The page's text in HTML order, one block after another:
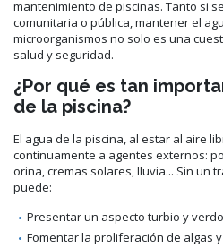
mantenimiento de piscinas. Tanto si
comunitaria o pública, mantener el
microorganismos no solo es una
salud y seguridad.
¿Por qué es tan
de la piscina?
El agua de la piscina, al estar al aire
continuamente a agentes externos:
orina, cremas solares, lluvia... Sin un
puede:
Presentar un aspecto turbio y
Fomentar la proliferación de algas